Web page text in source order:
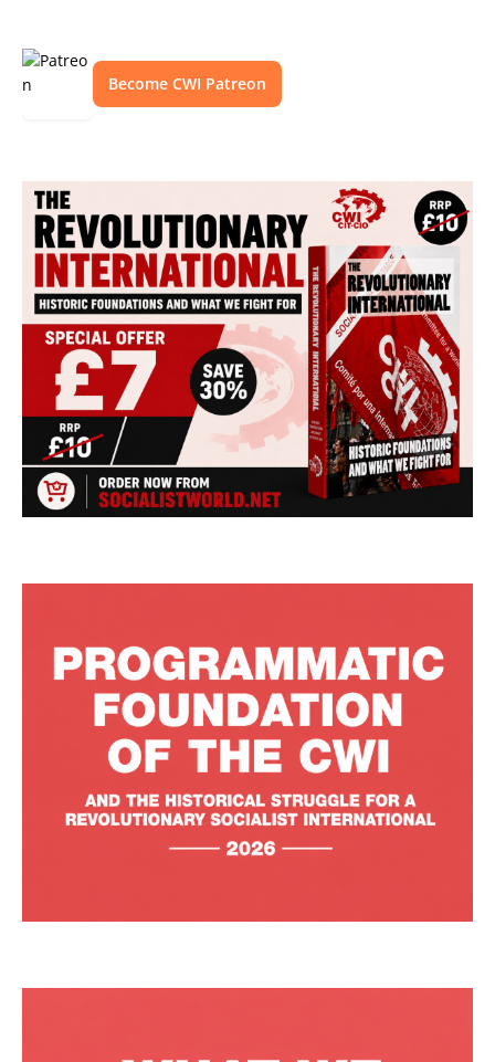
Become CWI Patreon